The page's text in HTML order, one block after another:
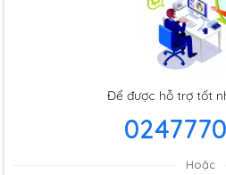
Để được hỗ trợ tốt
Hoặc